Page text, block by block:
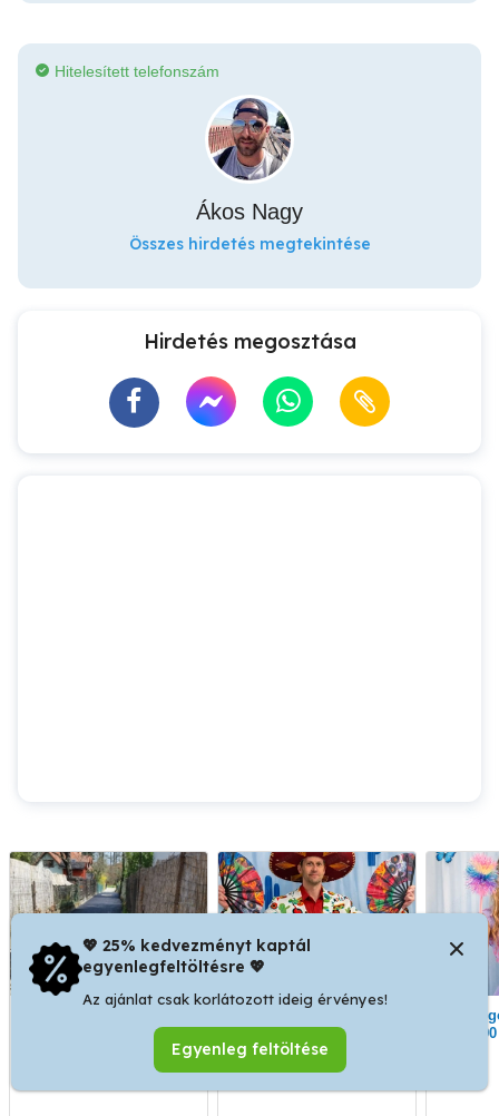
Hitelesített telefonszám
Ákos Nagy
Összes hirdetés megtekintése
Hirdetés megosztása
gyereknapra és
rendezvényre
Győr
💖 25% kedvezményt kaptál
egyenlegfeltöltésre 💖
Az ajánlat csak korlátozott ideig érvényes!
Egyenleg feltöltése